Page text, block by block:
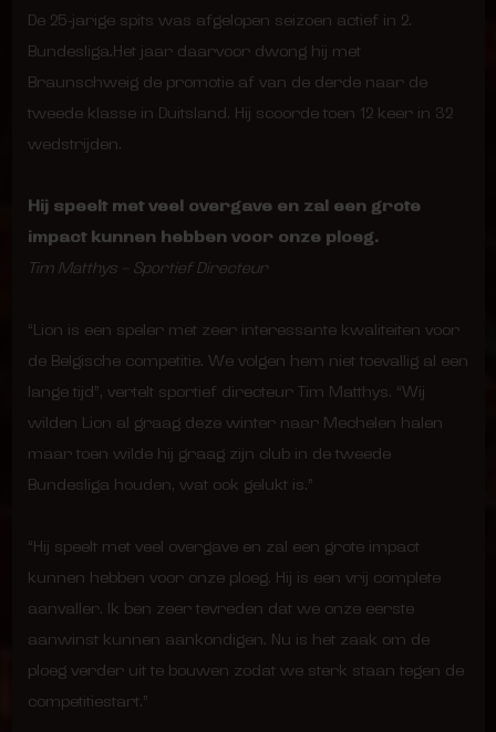
De 25-jarige spits was afgelopen seizoen actief in 2.
Bundesliga.Het jaar daarvoor dwong hij met
Braunschweig de promotie af van de derde naar de
tweede klasse in Duitsland. Hij scoorde toen 12 keer in 32
wedstrijden.
Hij speelt met veel overgave en zal een grote
impact kunnen hebben voor onze ploeg.
Tim Matthys – Sportief Directeur
“Lion is een speler met zeer interessante kwaliteiten voor
de Belgische competitie. We volgen hem niet toevallig al een
lange tijd”, vertelt sportief directeur Tim Matthys. “Wij
wilden Lion al graag deze winter naar Mechelen halen
maar toen wilde hij graag zijn club in de tweede
Bundesliga houden, wat ook gelukt is.”
“Hij speelt met veel overgave en zal een grote impact
kunnen hebben voor onze ploeg. Hij is een vrij complete
aanvaller. Ik ben zeer tevreden dat we onze eerste
aanwinst kunnen aankondigen. Nu is het zaak om de
ploeg verder uit te bouwen zodat we sterk staan tegen de
competitiestart.”